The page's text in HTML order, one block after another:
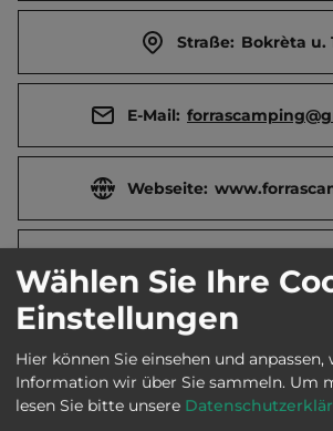
Straße: Bokrèta u.
E-Mail:
Webseite:
Öffnungszeiten:
Telefon: 0036
Wählen Sie Ihre
Einstellungen
Hier können Sie einsehen und anpassen,
Information wir über Sie sammeln. Um
lesen Sie bitte unsere